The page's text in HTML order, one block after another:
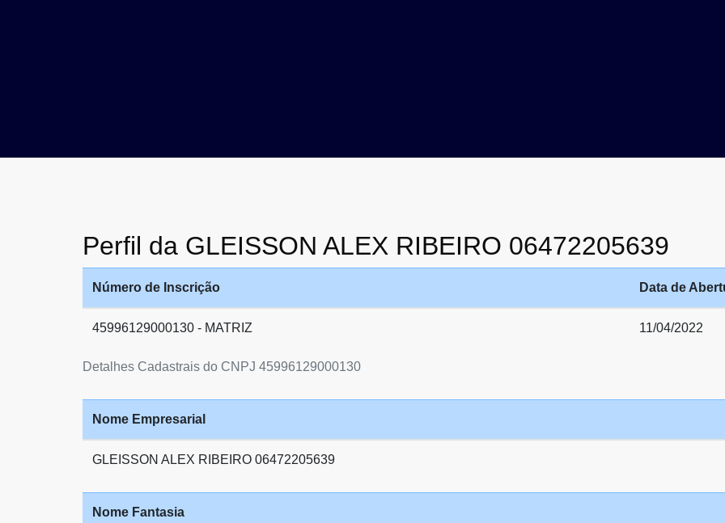
Perfil da GLEISSON ALEX RIBEIRO 06472205639
Detalhes Cadastrais do CNPJ 45996129000130
Número de Inscrição Data de
45996129000130 - MATRIZ 11/04/2022
Nome Empresarial
GLEISSON ALEX RIBEIRO 06472205639
Nome Fantasia